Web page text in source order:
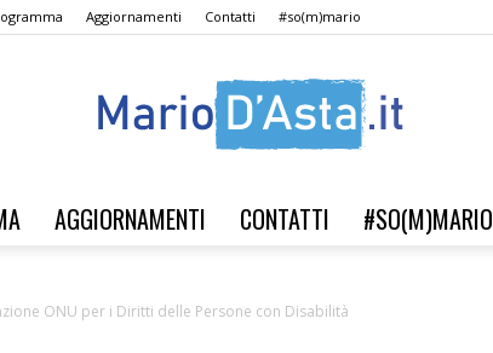
Aggiornamenti Contatti #so(m)mario
AGGIORNAMENTI CONTATTI #SO(M)MARIO
ONU per i Diritti delle Persone con Disabilità